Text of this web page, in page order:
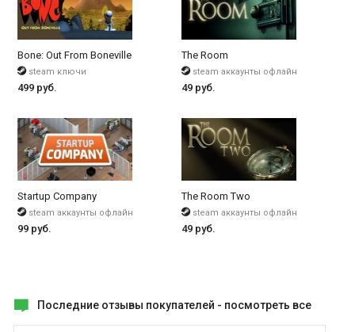
Bone: Out From Boneville
steam ключи
499 руб.
The Room
steam аккаунты офлайн
49 руб.
Startup Company
steam аккаунты офлайн
99 руб.
The Room Two
steam аккаунты офлайн
49 руб.
Последние отзывы покупателей - посмотреть все